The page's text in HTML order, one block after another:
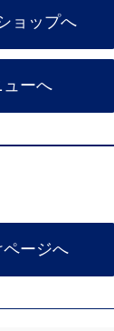
ョップへ
ューへ
ページへ